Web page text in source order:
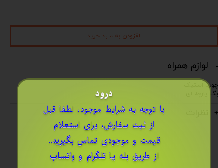
افزودن به سبد خرید
لوازم همراه
چوب استیک
بگ پارچه ای
درود
​با توجه به شرایط موجود، لطفا قبل
از ثبت سفارش، برای استعلام
قیمت و موجودی تماس بگیرید..
از طریق بله یا تلگرام و واتساپ